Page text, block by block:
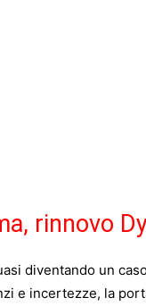
rinnovo
diventando un
e incertezze, la